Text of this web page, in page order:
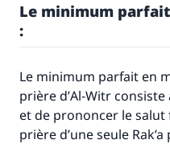
Le minimum
:
Le minimum parfait en
prière d’Al-Witr consiste
et de prononcer le
prière d’une seule